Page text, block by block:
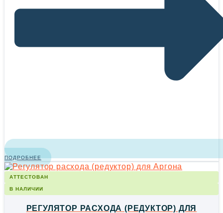
ПОДРОБНЕЕ
АТТЕСТОВАН
В НАЛИЧИИ
РЕГУЛЯТОР РАСХОДА (РЕДУКТОР) ДЛЯ